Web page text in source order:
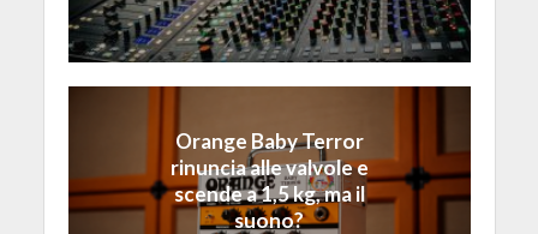
Orange Baby Terror
rinuncia alle valvole e
scende a 1,5 kg, ma il
suono?